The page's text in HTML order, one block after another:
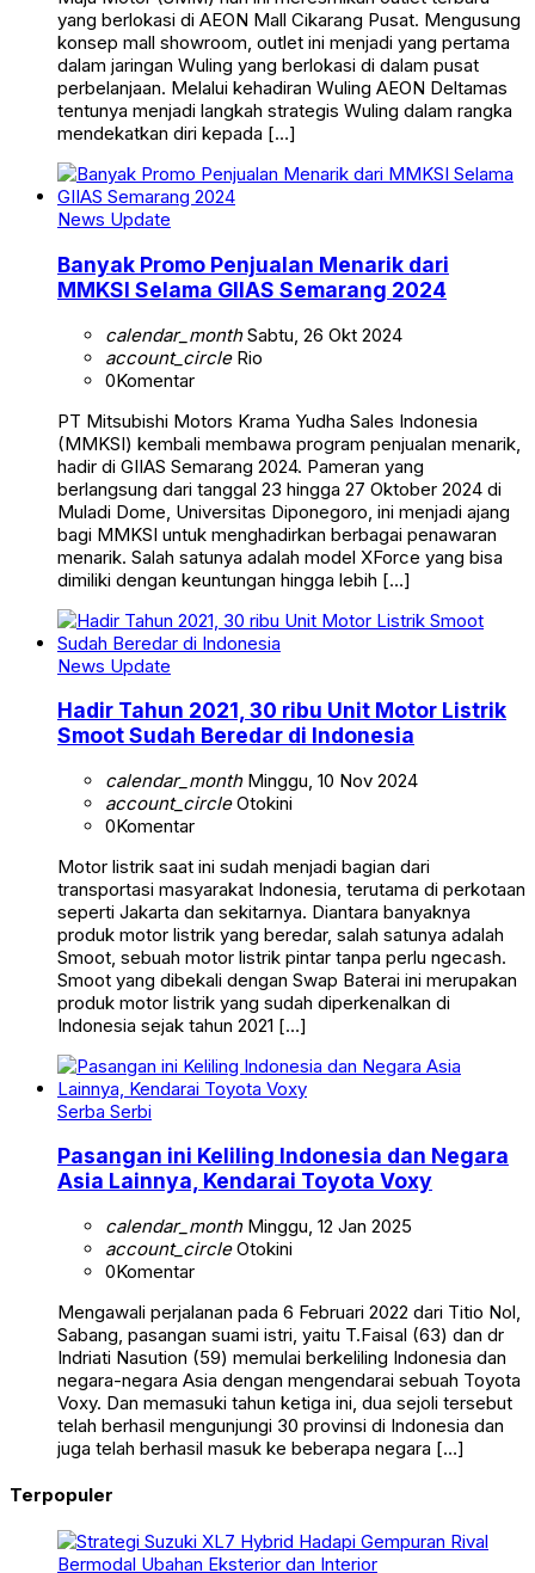
yang berlokasi di AEON Mall Cikarang Pusat. Mengusung
konsep mall showroom, outlet ini menjadi yang pertama
dalam jaringan Wuling yang berlokasi di dalam pusat
perbelanjaan. Melalui kehadiran Wuling AEON Deltamas
tentunya menjadi langkah strategis Wuling dalam rangka
mendekatkan diri kepada […]
News Update
Banyak Promo Penjualan Menarik dari
MMKSI Selama GIIAS Semarang 2024
calendar_monthSabtu, 26 Okt 2024
account_circleRio
0Komentar
PT Mitsubishi Motors Krama Yudha Sales Indonesia
(MMKSI) kembali membawa program penjualan menarik,
hadir di GIIAS Semarang 2024. Pameran yang
berlangsung dari tanggal 23 hingga 27 Oktober 2024 di
Muladi Dome, Universitas Diponegoro, ini menjadi ajang
bagi MMKSI untuk menghadirkan berbagai penawaran
menarik. Salah satunya adalah model XForce yang bisa
dimiliki dengan keuntungan hingga lebih […]
News Update
Hadir Tahun 2021, 30 ribu Unit Motor Listrik
Smoot Sudah Beredar di Indonesia
calendar_monthMinggu, 10 Nov 2024
account_circleOtokini
0Komentar
Motor listrik saat ini sudah menjadi bagian dari
transportasi masyarakat Indonesia, terutama di perkotaan
seperti Jakarta dan sekitarnya. Diantara banyaknya
produk motor listrik yang beredar, salah satunya adalah
Smoot, sebuah motor listrik pintar tanpa perlu ngecash.
Smoot yang dibekali dengan Swap Baterai ini merupakan
produk motor listrik yang sudah diperkenalkan di
Indonesia sejak tahun 2021 […]
Serba Serbi
Pasangan ini Keliling Indonesia dan Negara
Asia Lainnya, Kendarai Toyota Voxy
calendar_monthMinggu, 12 Jan 2025
account_circleOtokini
0Komentar
Mengawali perjalanan pada 6 Februari 2022 dari Titio Nol,
Sabang, pasangan suami istri, yaitu T.Faisal (63) dan dr
Indriati Nasution (59) memulai berkeliling Indonesia dan
negara-negara Asia dengan mengendarai sebuah Toyota
Voxy. Dan memasuki tahun ketiga ini, dua sejoli tersebut
telah berhasil mengunjungi 30 provinsi di Indonesia dan
juga telah berhasil masuk ke beberapa negara […]
Terpopuler